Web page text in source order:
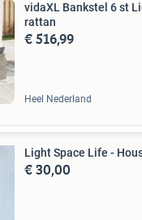
vidaXL Bankstel 6 st
rattan
€ 516,99
Heel Nederland
Light Space Life -
€ 30,00